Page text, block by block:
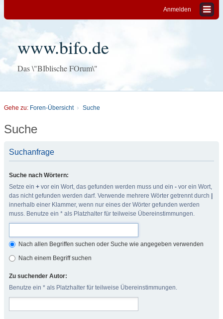
Anmelden
www.bifo.de
Das \"BIblische FOrum\"
Gehe zu: Foren-Übersicht Suche
Suche
Suchanfrage
Suche nach Wörtern:
Setze ein + vor ein Wort, das gefunden werden muss und ein - vor ein Wort,
das nicht gefunden werden darf. Verwende mehrere Wörter getrennt durch
innerhalb einer Klammer, wenn nur eines der Wörter gefunden werden
muss. Benutze ein * als Platzhalter für teilweise Übereinstimmungen.
Nach allen Begriffen suchen oder Suche wie angegeben verwenden
Nach einem Begriff suchen
Zu suchender Autor:
Benutze ein * als Platzhalter für teilweise Übereinstimmungen.